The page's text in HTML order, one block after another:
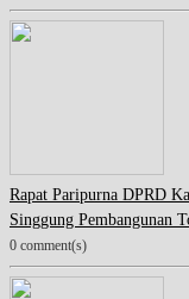
Rapat Paripurna DPRD
Singgung Pembangunan
0 comment(s)